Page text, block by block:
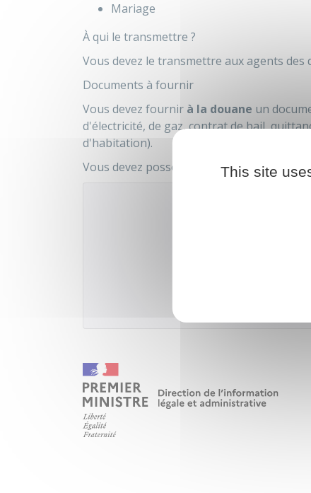
Mariage
À qui le transmettre ?
Vous devez le transmettre aux agents
Documents à fournir
Vous devez fournir à la douane un
d'électricité, de gaz, contrat de bail,
d'habitation).
Vous devez posséder une liste complète
This site